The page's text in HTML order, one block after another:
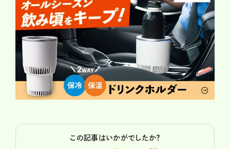
この記事はいかがでしたか？